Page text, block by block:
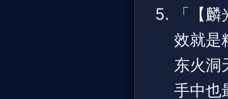
「【
效就是
东火洞
手中